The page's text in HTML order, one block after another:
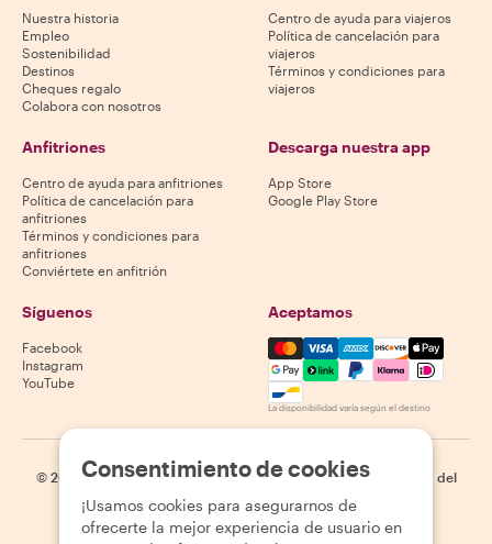
Nuestra historia
Empleo
Sostenibilidad
Destinos
Cheques regalo
Colabora con nosotros
Centro de ayuda para viajeros
Política de cancelación para
viajeros
Términos y condiciones para
viajeros
Anfitriones
Centro de ayuda para anfitriones
Política de cancelación para
anfitriones
Términos y condiciones para
anfitriones
Conviértete en anfitrión
Descarga nuestra app
App Store
Google Play Store
Síguenos
Facebook
Instagram
YouTube
Aceptamos
Mastercard, Visa, Amex,
La disponibilidad varía según el destino
© 2026 Withlocals.com | Política de privacidad | Cookies
Mapa del
Consentimiento de cookies
¡Usamos cookies para asegurarnos de
ofrecerte la mejor experiencia de usuario en